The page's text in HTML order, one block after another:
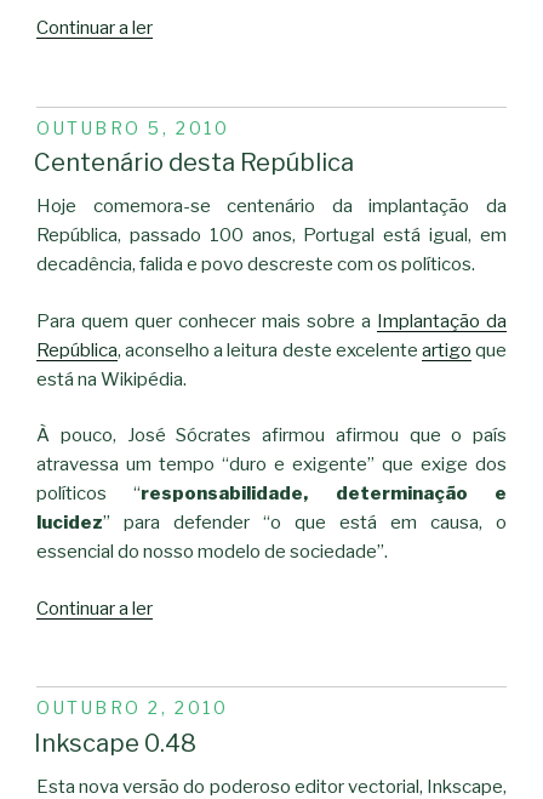
Continuar a ler“Deputados
PUBLICADO
EM
OUTUBRO 5, 2010
Centenário desta República
Hoje comemora-se centenário da implantação da
República, passado 100 anos, Portugal está igual, em
decadência, falida e povo descreste com os políticos.
Para quem quer conhecer mais sobre a Implantação da
República, aconselho a leitura deste excelente artigo que
está na Wikipédia.
À pouco, José Sócrates afirmou afirmou que o país
atravessa um tempo “duro e exigente” que exige dos
políticos “responsabilidade, determinação e
lucidez” para defender “o que está em causa, o
essencial do nosso modelo de sociedade”.
Continuar a ler“Centenário
PUBLICADO
EM
OUTUBRO 2, 2010
Inkscape 0.48
Esta nova versão do poderoso editor vectorial, Inkscape,